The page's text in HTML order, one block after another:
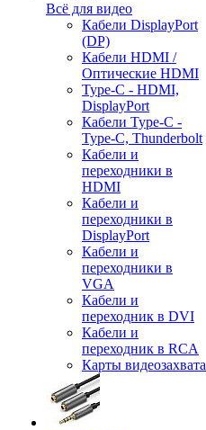
Всё для видео
Кабели DisplayPort
(DP)
Кабели HDMI /
Оптические HDMI
Type-C - HDMI,
DisplayPort
Кабели Type-C -
Type-C, Thunderbolt
Кабели и
переходники в
HDMI
Кабели и
переходники в
DisplayPort
Кабели и
переходники в
VGA
Кабели и
переходник в DVI
Кабели и
переходник в RCA
Карты видеозахвата